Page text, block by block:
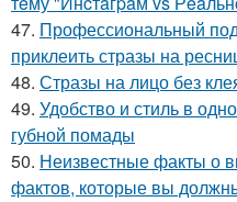
47. Профессиональный
приклеить стразы на
48. Стразы на лицо без
49. Удобство и стиль в
губной помады
50. Неизвестные факты о
фактов, которые вы